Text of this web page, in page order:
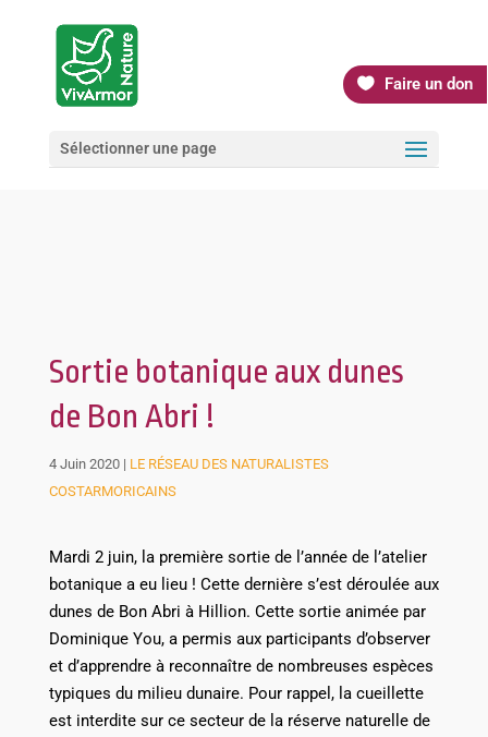
Faire un don
Sélectionner une page
Sortie botanique aux dunes
de Bon Abri !
4 Juin 2020| LE RÉSEAU DES NATURALISTES
COSTARMORICAINS
Mardi 2 juin, la première sortie de l’année de l’atelier
botanique a eu lieu ! Cette dernière s’est déroulée aux
dunes de Bon Abri à Hillion. Cette sortie animée par
Dominique You, a permis aux participants d’observer
et d’apprendre à reconnaître de nombreuses espèces
typiques du milieu dunaire. Pour rappel, la cueillette
est interdite sur ce secteur de la réserve naturelle de